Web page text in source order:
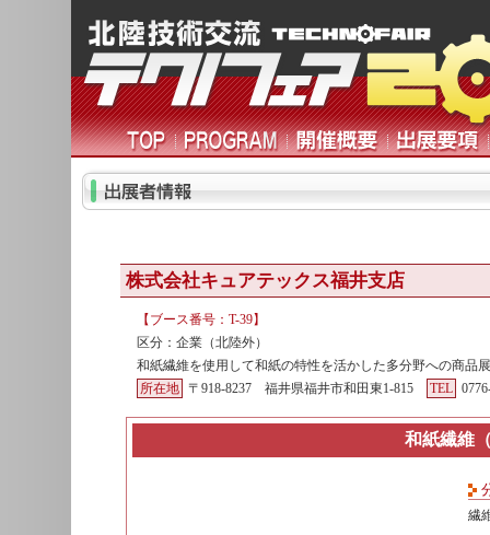
株式会社キュアテックス福井支店
【ブース番号：T-39】
区分：企業（北陸外）
和紙繊維を使用して和紙の特性を活かした多分野への商品
所在地 〒918-8237 福井県福井市和田東1-815 TEL
和紙繊維
繊